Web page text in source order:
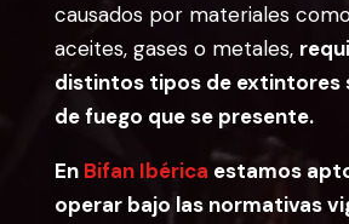
causados por materiales
aceites, gases o metales,
distintos tipos de extintores
de fuego que se presente.
En Bifan Ibérica estamos
operar bajo las normativas